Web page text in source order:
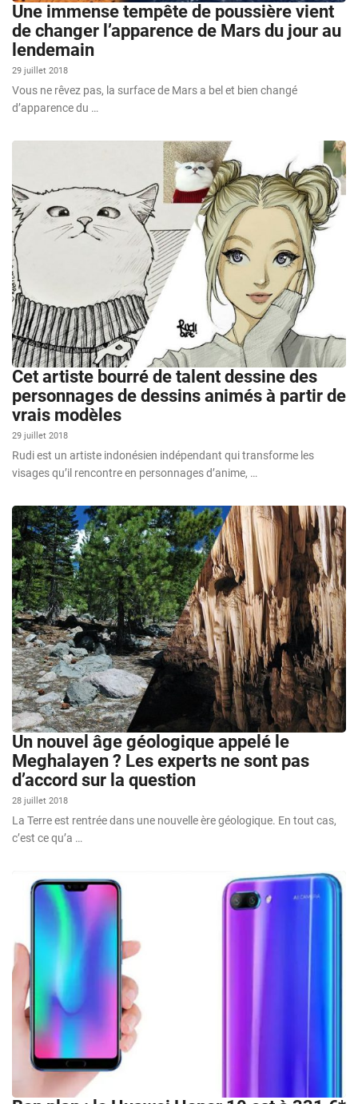
Une immense tempête de poussière vient
de changer l’apparence de Mars du jour au
lendemain
29 juillet 2018
Vous ne rêvez pas, la surface de Mars a bel et bien changé
d’apparence du …
Cet artiste bourré de talent dessine des
personnages de dessins animés à partir de
vrais modèles
29 juillet 2018
Rudi est un artiste indonésien indépendant qui transforme les
visages qu’il rencontre en personnages d’anime, …
Un nouvel âge géologique appelé le
Meghalayen ? Les experts ne sont pas
d’accord sur la question
28 juillet 2018
La Terre est rentrée dans une nouvelle ère géologique. En tout cas,
c’est ce qu’a …